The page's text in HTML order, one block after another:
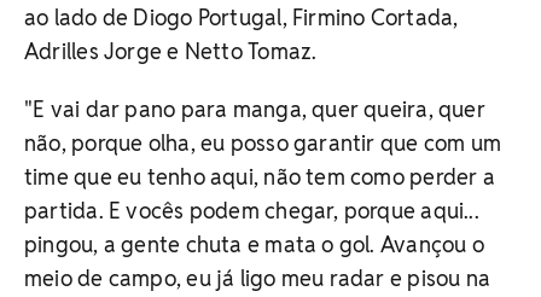
ao lado de Diogo Portugal, Firmino Cortada,
Adrilles Jorge e Netto Tomaz.
"E vai dar pano para manga, quer queira, quer
não, porque olha, eu posso garantir que com um
time que eu tenho aqui, não tem como perder a
partida. E vocês podem chegar, porque aqui...
pingou, a gente chuta e mata o gol. Avançou o
meio de campo, eu já ligo meu radar e pisou na